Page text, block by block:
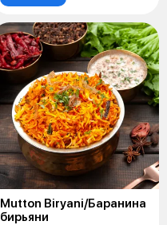
Mutton Biryani/Баранина
бирьяни